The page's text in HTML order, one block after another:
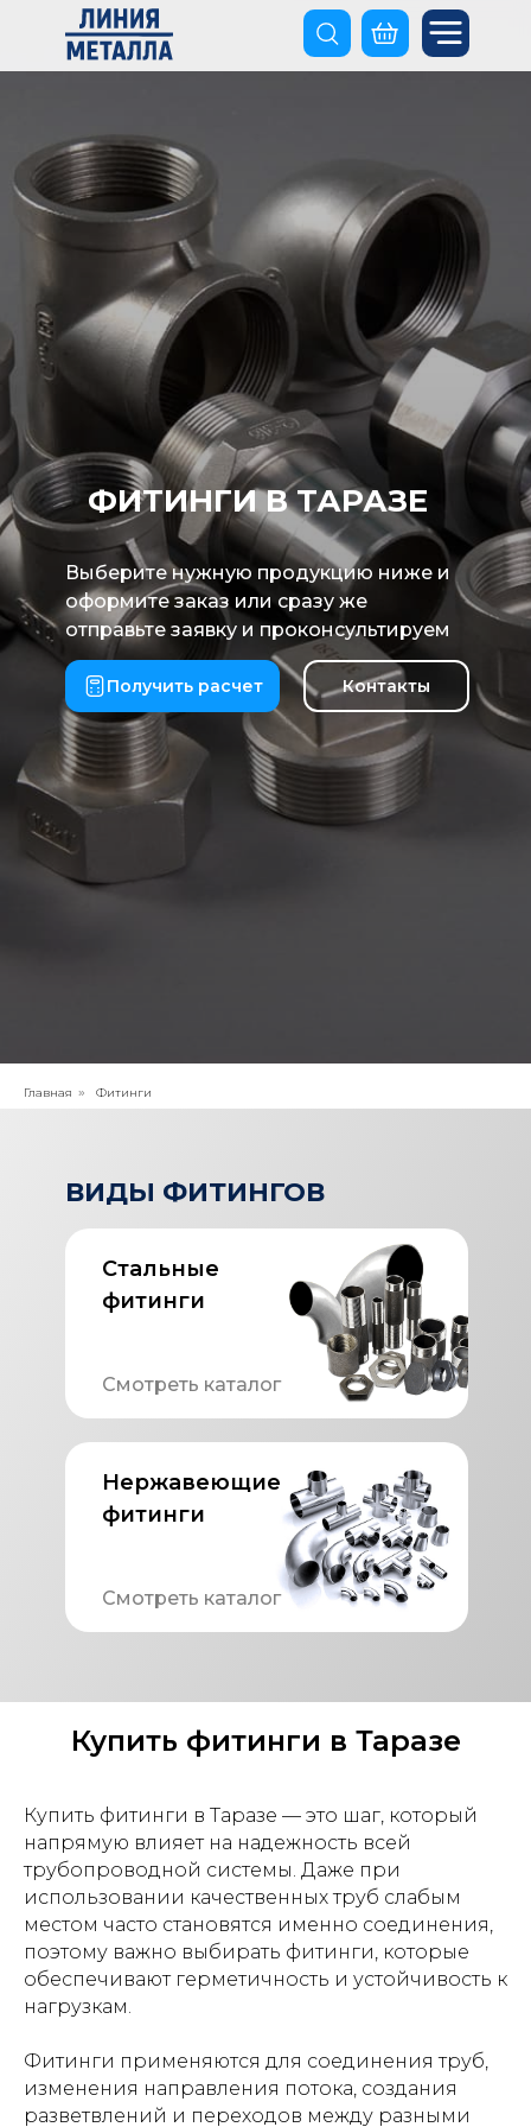
ФИТИНГИ В ТАРАЗЕ
Выберите нужную продукцию ниже и
оформите заказ или сразу же
отправьте заявку и проконсультируем
Получить расчет Контакты
Главная » Фитинги
Нержавеющие
фитинги
Смотреть каталог
Стальные
фитинги
Смотреть каталог
ВИДЫ ФИТИНГОВ
Купить фитинги в Таразе
Купить фитинги в Таразе — это шаг, который
напрямую влияет на надежность всей
трубопроводной системы. Даже при
использовании качественных труб слабым
местом часто становятся именно соединения,
поэтому важно выбирать фитинги, которые
обеспечивают герметичность и устойчивость к
нагрузкам.
Фитинги применяются для соединения труб,
изменения направления потока, создания
разветвлений и переходов между разными